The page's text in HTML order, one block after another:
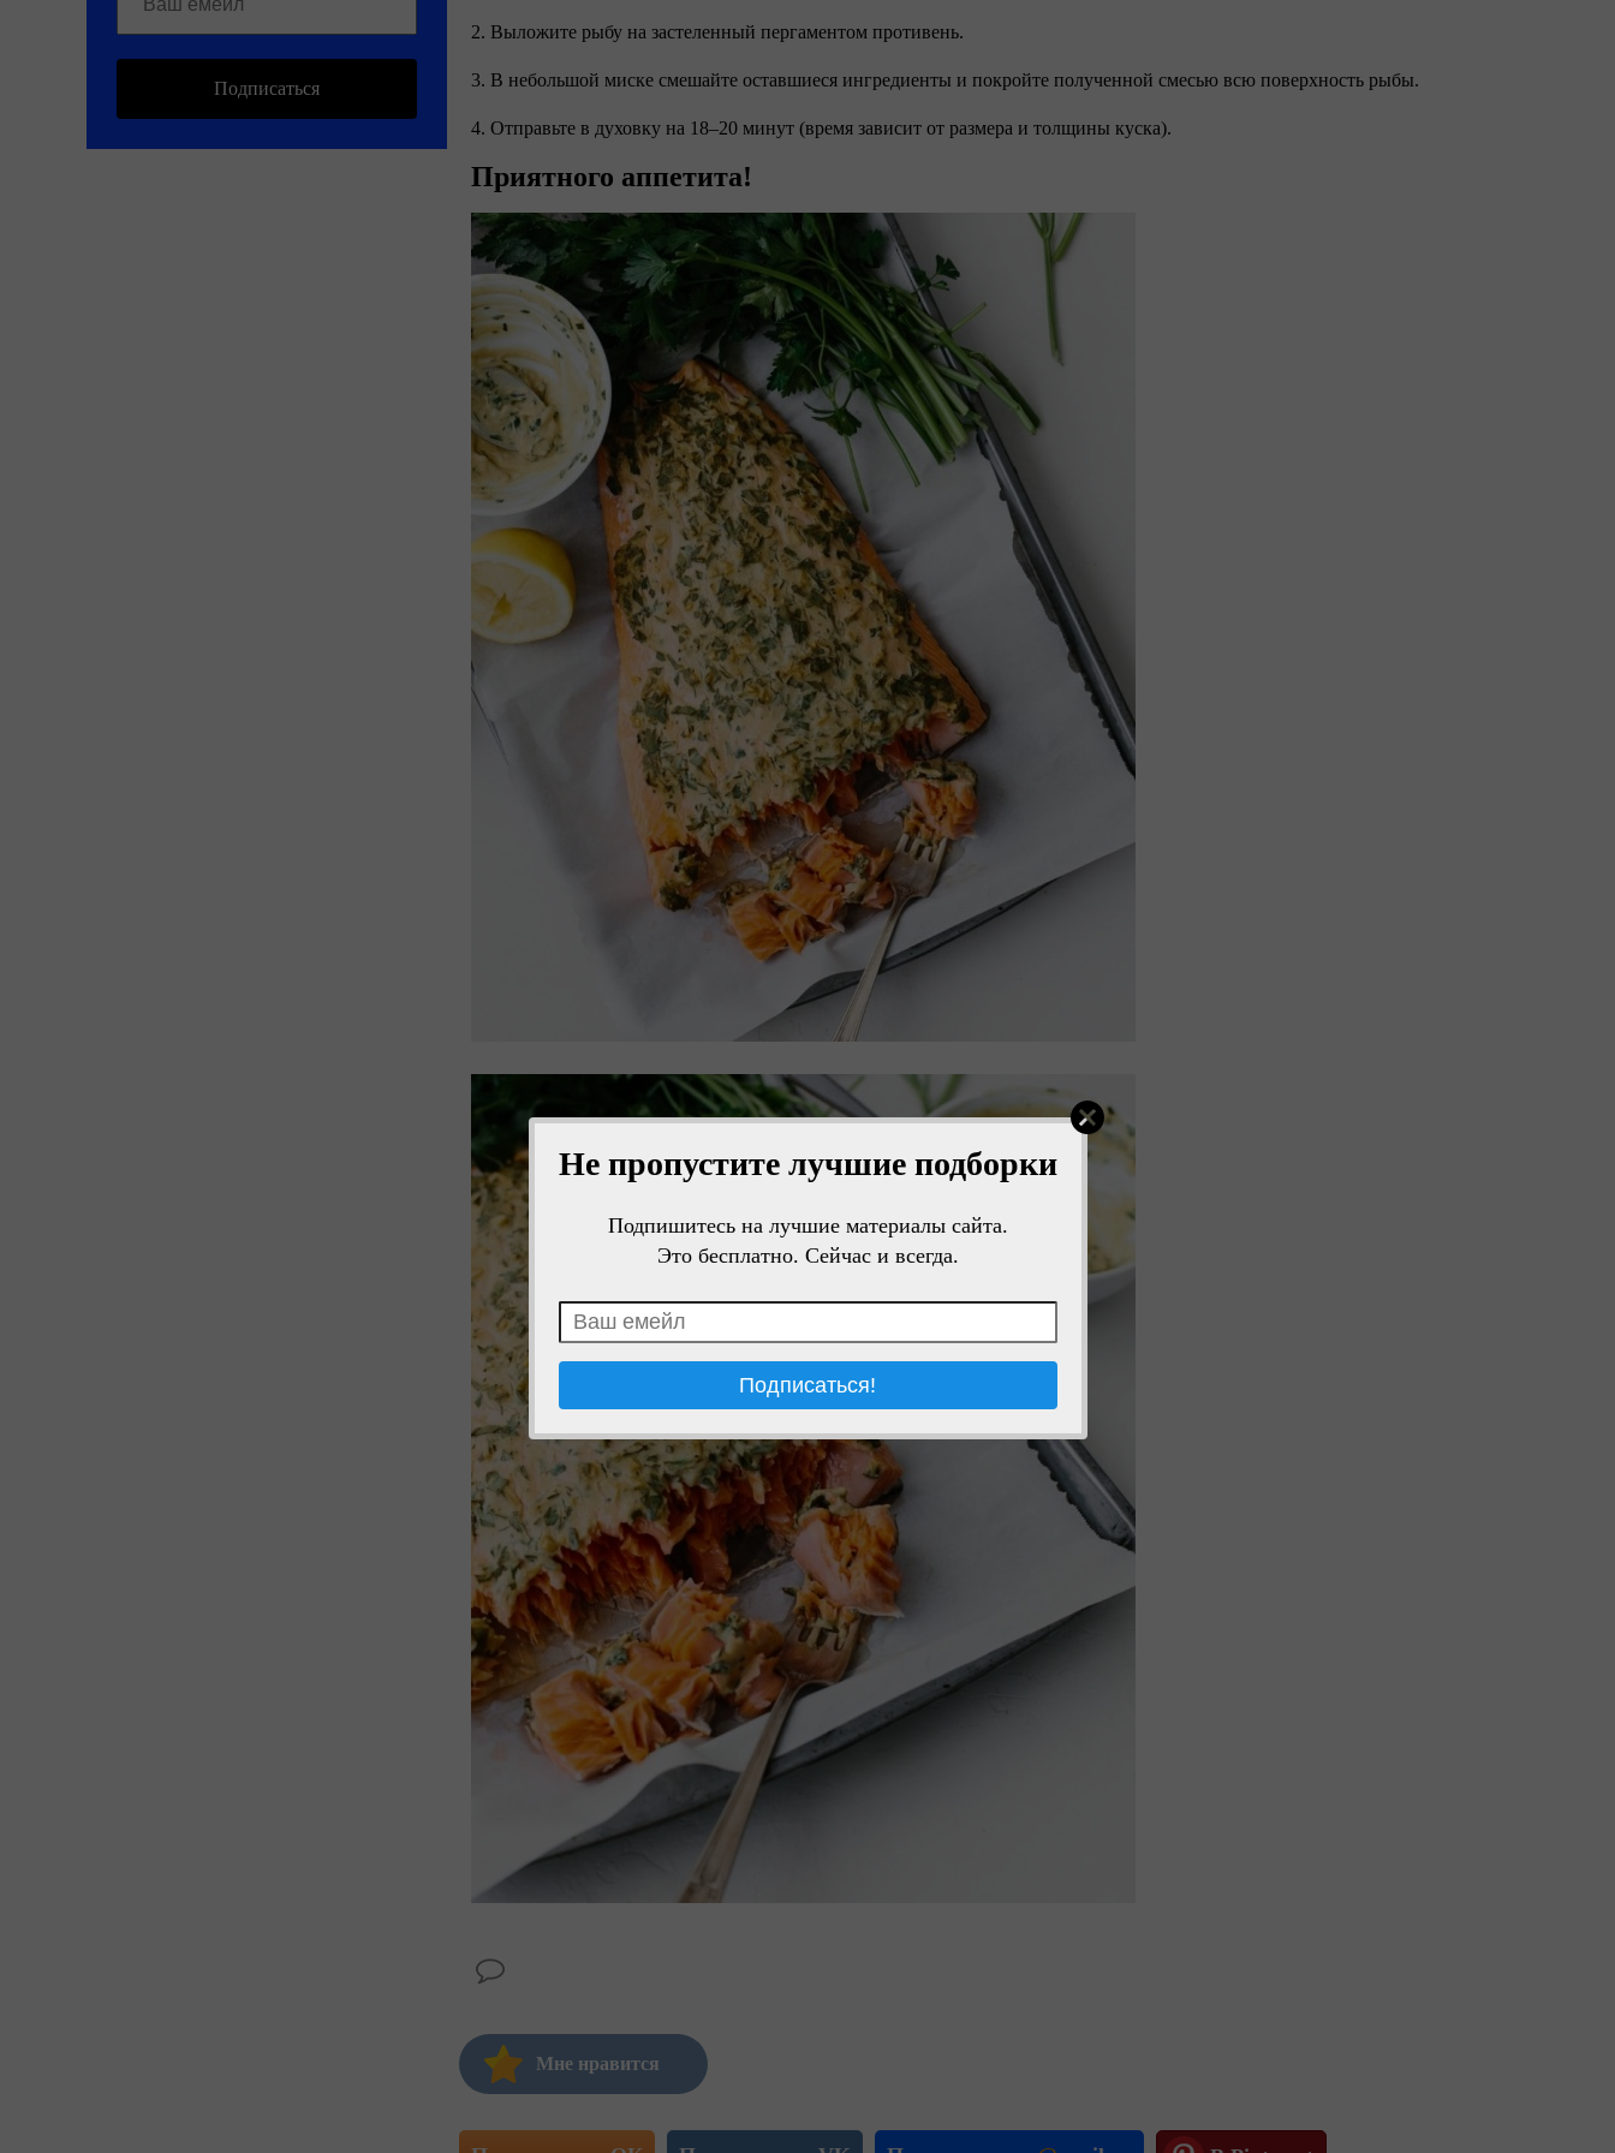
Не пропустите лучшие подборки
Подпишитесь на лучшие материалы сайта.
Это бесплатно. Сейчас и всегда.
Подписаться
2. Выложите рыбу на застеленный пергаментом противень.
3. В небольшой миске смешайте оставшиеся ингредиенты и покройте полученной смесью всю поверхность рыбы.
4. Отправьте в духовку на 18–20 минут (время зависит от размера и толщины куска).
Приятного аппетита!
Мне нравится